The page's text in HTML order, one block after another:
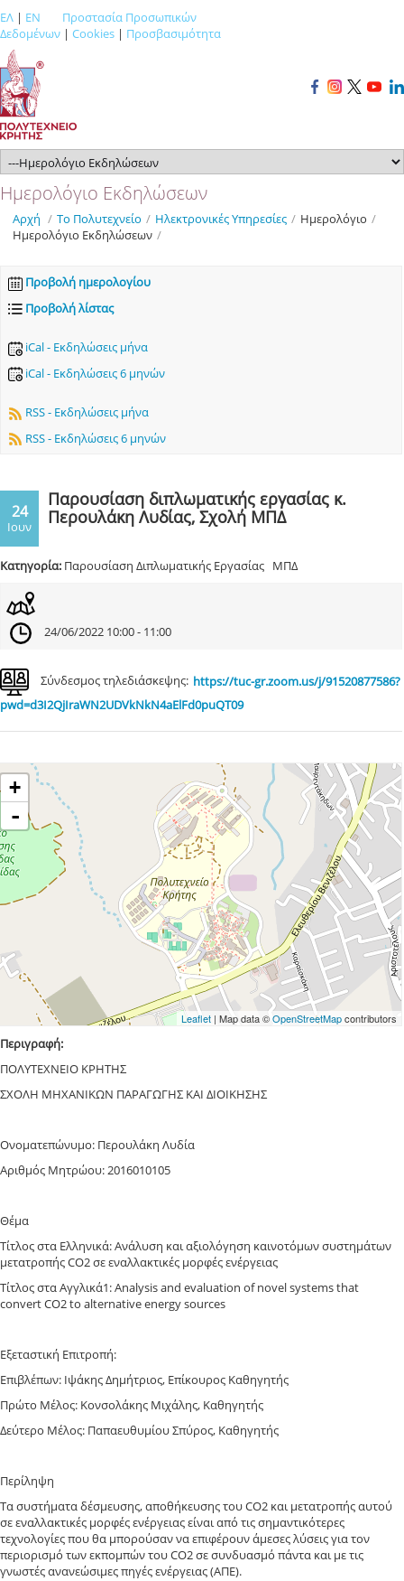
ΕΛ | EN
Προστασία Προσωπικών
Δεδομένων | Cookies | Προσβασιμότητα
Ημερολόγιο Εκδηλώσεων
Αρχή / Το Πολυτεχνείο / Ηλεκτρονικές Υπηρεσίες / Ημερολόγιο /
Ημερολόγιο Εκδηλώσεων /
Προβολή ημερολογίου
Προβολή λίστας
iCal - Εκδηλώσεις μήνα
iCal - Εκδηλώσεις 6 μηνών
RSS - Εκδηλώσεις μήνα
RSS - Εκδηλώσεις 6 μηνών
24
Ιουν
Παρουσίαση διπλωματικής εργασίας κ.
Περουλάκη Λυδίας, Σχολή ΜΠΔ
Κατηγορία: Παρουσίαση Διπλωματικής Εργασίας ΜΠΔ
24/06/2022 10:00 - 11:00
Σύνδεσμος τηλεδιάσκεψης: https://tuc-gr.zoom.us/j/91520877586?
pwd=d3I2QjIraWN2UDVkNkN4aElFd0puQT09
+
-
Leaflet| Map data ©OpenStreetMapcontributors
Περιγραφή:
ΠΟΛΥΤΕΧΝΕΙΟ ΚΡΗΤΗΣ
ΣΧΟΛΗ ΜΗΧΑΝΙΚΩΝ ΠΑΡΑΓΩΓΗΣ ΚΑΙ ΔΙΟΙΚΗΣΗΣ
Ονοματεπώνυμο: Περουλάκη Λυδία
Αριθμός Μητρώου: 2016010105
Θέμα
Τίτλος στα Ελληνικά: Ανάλυση και αξιολόγηση καινοτόμων συστημάτων
μετατροπής CO2 σε εναλλακτικές μορφές ενέργειας
Τίτλος στα Αγγλικά1: Analysis and evaluation of novel systems that
convert CO2 to alternative energy sources
Εξεταστική Επιτροπή:
Επιβλέπων: Ιψάκης Δημήτριος, Επίκουρος Καθηγητής
Πρώτο Μέλος: Κονσολάκης Μιχάλης, Καθηγητής
Δεύτερο Μέλος: Παπαευθυμίου Σπύρος, Καθηγητής
Περίληψη
Τα συστήματα δέσμευσης, αποθήκευσης του CO2 και μετατροπής αυτού
σε εναλλακτικές μορφές ενέργειας είναι από τις σημαντικότερες
τεχνολογίες που θα μπορούσαν να επιφέρουν άμεσες λύσεις για τον
περιορισμό των εκπομπών του CO2 σε συνδυασμό πάντα και με τις
γνωστές ανανεώσιμες πηγές ενέργειας (ΑΠΕ).